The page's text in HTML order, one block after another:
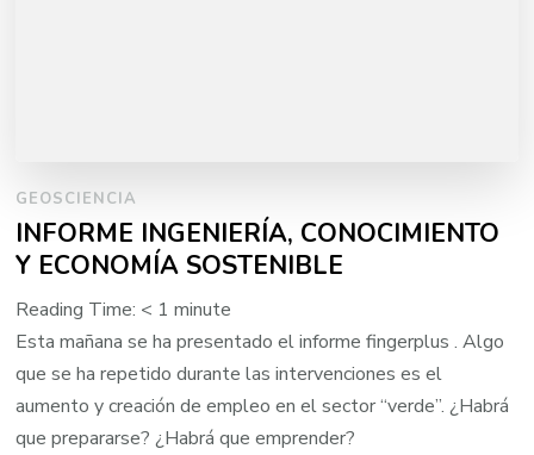
GEOSCIENCIA
INFORME INGENIERÍA, CONOCIMIENTO
Y ECONOMÍA SOSTENIBLE
Reading Time: < 1 minute
Esta mañana se ha presentado el informe fingerplus . Algo
que se ha repetido durante las intervenciones es el
aumento y creación de empleo en el sector “verde”. ¿Habrá
que prepararse? ¿Habrá que emprender?